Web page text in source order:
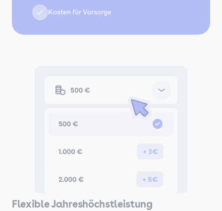
Kosten für Vorsorge
Flexible Jahreshöchstleistung